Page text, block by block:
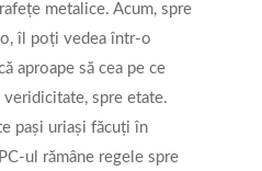
metalice. Acum, spre
îl poți vedea într-o
aproape să cea pe ce
veridicitate, spre etate.
pași uriași făcuți în
ul rămâne regele spre